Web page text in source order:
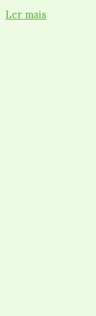
Ler mais